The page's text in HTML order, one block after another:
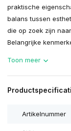
praktische
balans tussen
die op zoek zijn
Belangrijke
Toon meer
Artikelnummer